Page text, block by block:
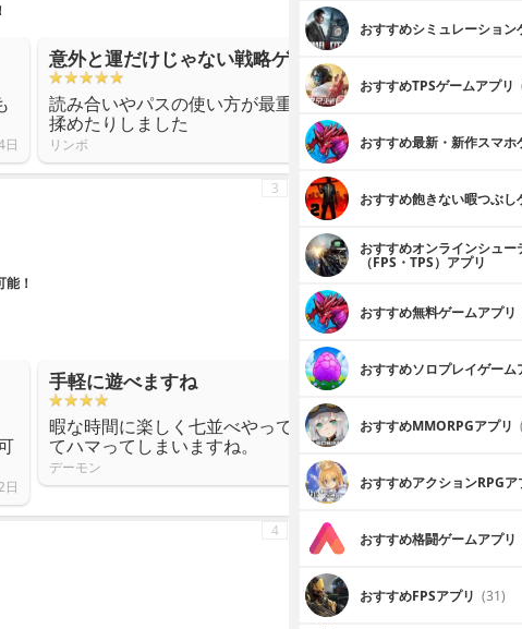
日
意外と運だけじゃない戦略ゲーム
読み合いやパスの使い方が最重要なので潰し合いでよく
揉めたりしました
リンボ 2019年6月25日
！
3
日
手軽に遊べますね
暇な時間に楽しく七並べやっています。結構夢中になっ
てハマってしまいますね。
デーモン
4
おすすめシミュレーション
おすすめTPSゲームアプリ
おすすめ最新・新作スマホ
おすすめ飽きない暇つぶし
おすすめオンラインシュー
（FPS・TPS）アプリ
おすすめ無料ゲームアプリ
おすすめソロプレイゲーム
おすすめ MMORPGアプリ
おすすめアクションRPGア
おすすめ格闘ゲームアプリ
おすすめFPSアプリ (31)